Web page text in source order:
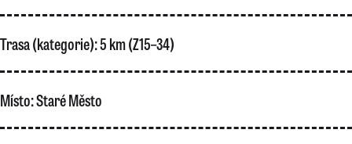
Trasa (kategorie):5 km (Z15–34)
Místo:Staré Město